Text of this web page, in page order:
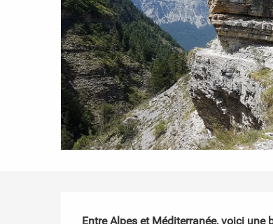
Description
Entre Alpes et Méditerranée, voici